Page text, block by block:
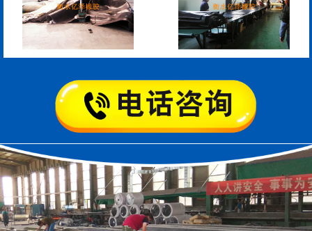
桥梁空心板气囊 八角桥梁板内模
管道封堵气囊（橡胶水
堵）
管道封堵气囊